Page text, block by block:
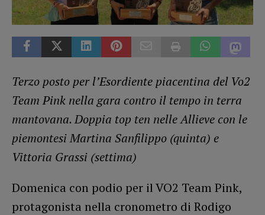
Terzo posto per l’Esordiente piacentina del Vo2
Team Pink nella gara contro il tempo in terra
mantovana. Doppia top ten nelle Allieve con le
piemontesi Martina Sanfilippo (quinta) e
Vittoria Grassi (settima)
Domenica con podio per il VO2 Team Pink,
protagonista nella cronometro di Rodigo